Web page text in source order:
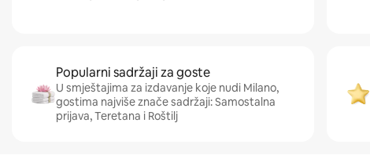
Popularni sadržaji za goste
U smještajima za izdavanje koje nudi Milano,
gostima najviše znače sadržaji: Samostalna
prijava, Teretana i Roštilj